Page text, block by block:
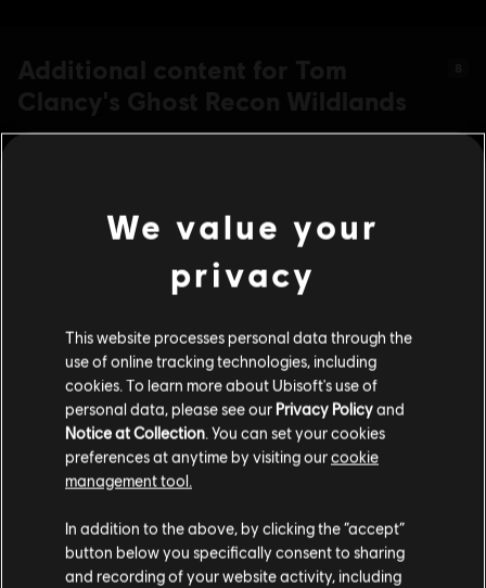
Soweit wir wissen kommst du aus
Staaten von Amerika.
Wenn du etwas bestellen möchtest, besuche bitte
We value your
privacy
This website processes personal data through the
use of online tracking technologies, including
cookies. To learn more about Ubisoft's use of
personal data, please see our Privacy Policyand
Notice at Collection. You can set your cookies
preferences at anytime by visiting ourcookie
management tool.
In addition to the above, by clicking the “accept”
button below you specifically consent to sharing
and recording of your website activity, including